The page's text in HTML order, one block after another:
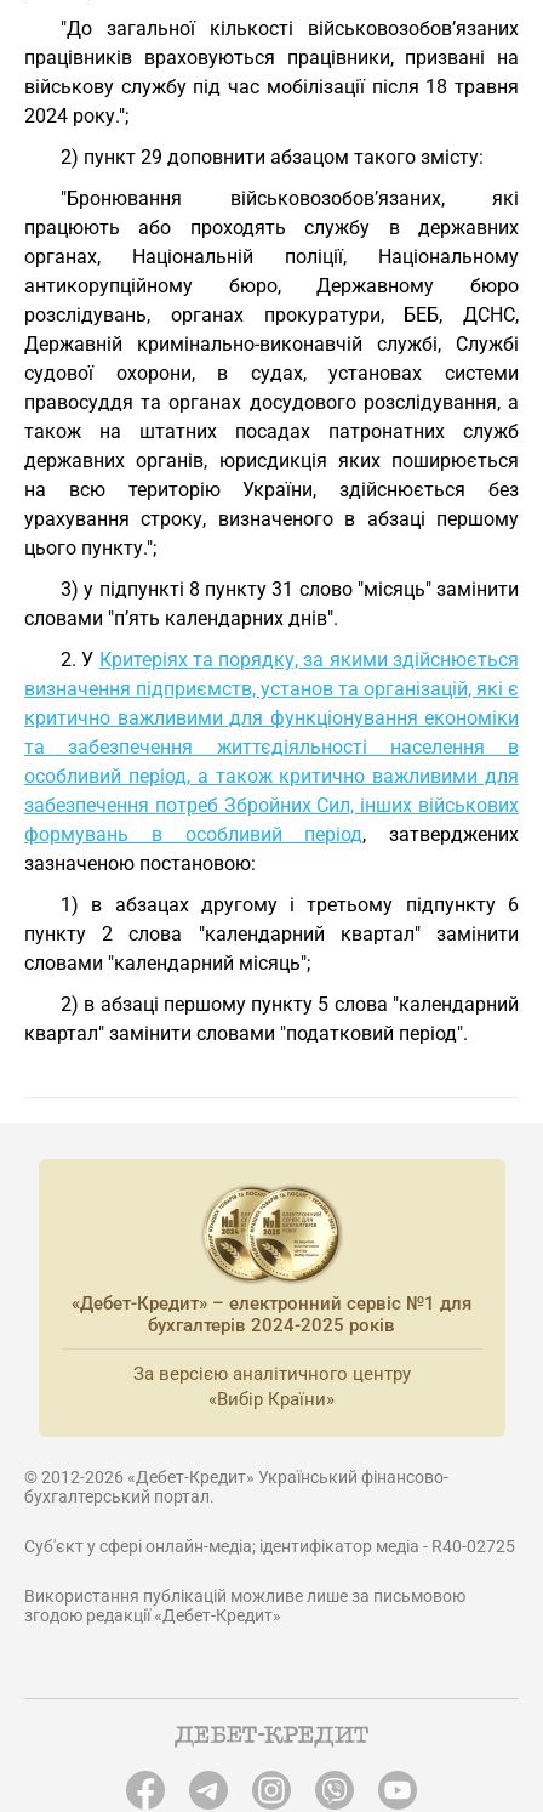
"До загальної кількості військовозобов’язаних
працівників враховуються працівники, призвані на
військову службу під час мобілізації після 18 травня
2024 року.";
2) пункт 29 доповнити абзацом такого змісту:
"Бронювання військовозобов’язаних, які
працюють або проходять службу в державних
органах, Національній поліції, Національному
антикорупційному бюро, Державному бюро
розслідувань, органах прокуратури, БЕБ, ДСНС,
Державній кримінально-виконавчій службі, Службі
судової охорони, в судах, установах системи
правосуддя та органах досудового розслідування, а
також на штатних посадах патронатних служб
державних органів, юрисдикція яких поширюється
на всю територію України, здійснюється без
урахування строку, визначеного в абзаці першому
цього пункту.";
3) у підпункті 8 пункту 31 слово "місяць" замінити
словами "п’ять календарних днів".
2. У Критеріях та порядку, за якими здійснюється
визначення підприємств, установ та організацій, які є
критично важливими для функціонування економіки
та забезпечення життєдіяльності населення в
особливий період, а також критично важливими для
забезпечення потреб Збройних Сил, інших військових
формувань в особливий період, затверджених
зазначеною постановою:
1) в абзацах другому і третьому підпункту 6
пункту 2 слова "календарний квартал" замінити
словами "календарний місяць";
2) в абзаці першому пункту 5 слова "календарний
квартал" замінити словами "податковий період".
«Дебет-Кредит» – електронний сервіс №1 для
бухгалтерів 2024-2025 років
За версією аналітичного центру
«Вибір Країни»
© 2012-2026 «Дебет-Кредит» Український фінансово-
бухгалтерський портал.
Суб'єкт у сфері онлайн-медіа; ідентифікатор медіа - R40-02725
Використання публікацій можливе лише за письмовою
згодою редакції «Дебет-Кредит»